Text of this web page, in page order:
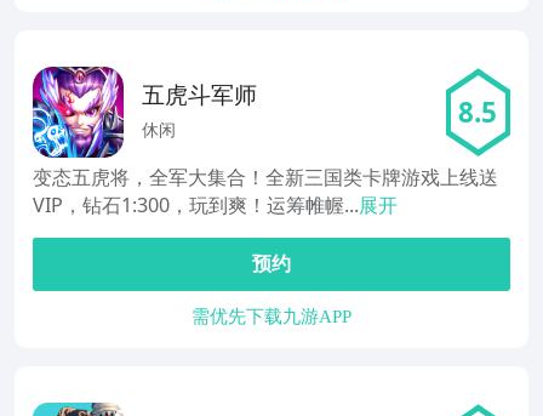
五虎斗军师
休闲 8.5
变态五虎将，全军大集合！全新三国类卡牌游戏上线送
VIP，钻石1:300，玩到爽！运筹帷幄...展开
预约
需优先下载九游APP